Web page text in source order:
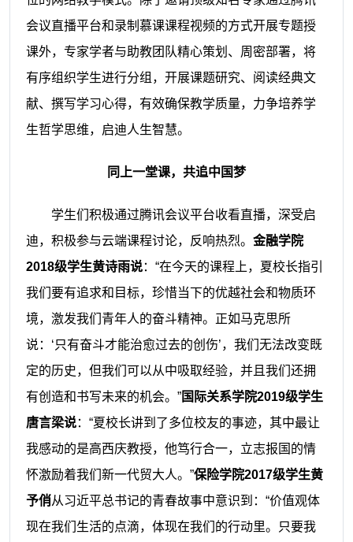
会议直播平台和录制慕课课程视频的方式开展专题授
课外， 专家学者与助教团队精心策划、周密部署，将
有序组织学生进行分组 ， 开展课题研究、阅读经典文
献、撰写学习心得，有效确保教学质量，力争培养学
生哲学思维，启迪人生智慧。
同上一堂课，共追中国梦
学生们积极通过腾讯会议平台收看直播，深受启
迪，积极参与云端课程讨论，反响热烈。 金融学院
2018级学生黄诗雨说： “在今天的课程上，夏校长指引
我们要有追求和目标，珍惜当下的优越社会和物质环
境，激发我们青年人的奋斗精神。正如马克思所
说：‘只有奋斗才能治愈过去的创伤’，我们无法改变既
定的历史，但我们可以从中吸取经验，并且我们还拥
有创造和书写未来的机会。”国际关系学院2019级学生
唐言梁说： “夏校长讲到了多位校友的事迹，其中最让
我感动的是高西庆教授，他笃行合一，立志报国的情
怀激励着我们新一代贸大人。”保险学院2017级学生黄
予俏从习近平总书记的青春故事中意识到 ： “价值观体
现在我们生活的点滴，体现在我们的行动里。只要我